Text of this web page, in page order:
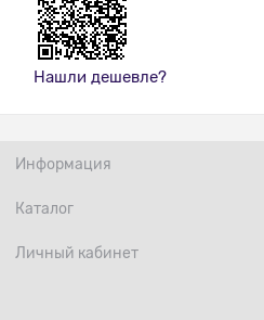
Нашли дешевле?
Информация
Каталог
Личный кабинет